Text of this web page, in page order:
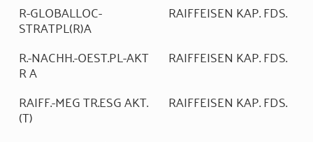
R-GLOBALLOC-
STRATPL(R)A
RAIFFEISEN KAP. FDS.
R.-NACHH.-OEST.PL-AKT
R A
RAIFFEISEN KAP. FDS.
RAIFF.-MEG TR.ESG AKT.
(T)
RAIFFEISEN KAP. FDS.